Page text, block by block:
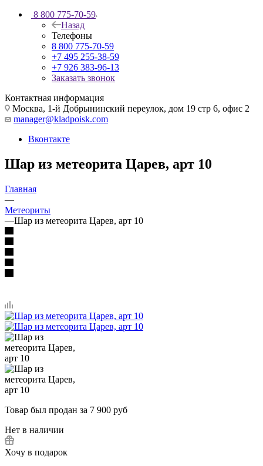
8 800 775-70-59
Назад
Телефоны
8 800 775-70-59
+7 495 255-38-59
+7 926 383-96-13
Заказать звонок
Контактная информация
Москва, 1-й Добрынинский переулок, дом 19 стр 6, офис 2
manager@kladpoisk.com
Вконтакте
Шар из метеорита Царев, арт 10
Главная
—
Метеориты
—Шар из метеорита Царев, арт 10
Товар был продан за 7 900 руб
Нет в наличии
Хочу в подарок